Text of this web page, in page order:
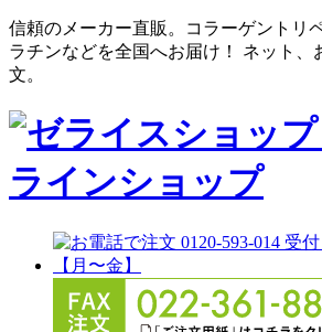
信頼のメーカー直販。コラーゲントリ
ラチンなどを全国へお届け！ ネット、
文。